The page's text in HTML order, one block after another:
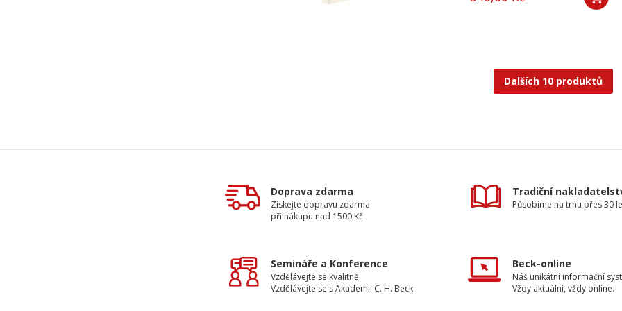
Dalších 10 produktů
Doprava zdarma
Získejte dopravu zdarma
při nákupu nad 1500 Kč.
Tradiční
Působíme na trhu přes 30
Semináře a Konference
Vzdělávejte se kvalitně.
Vzdělávejte se s Akademií C. H. Beck.
Beck-online
Náš unikátní informační
Vždy aktuální, vždy online.